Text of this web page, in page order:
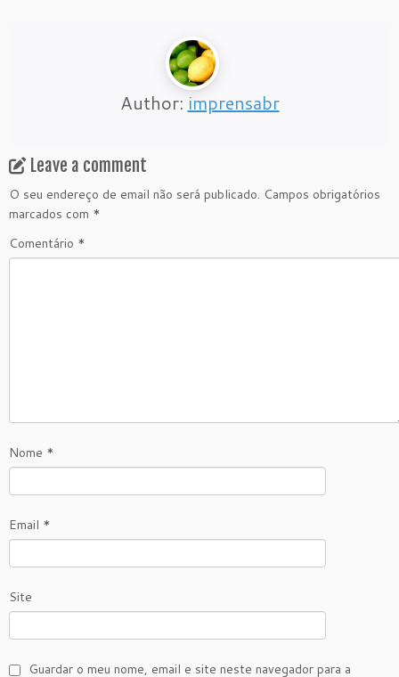
Author: imprensabr
Leave a comment
O seu endereço de email não será publicado. Campos obrigatórios
marcados com *
Comentário *
Nome *
Email *
Site
Guardar o meu nome, email e site neste navegador para a